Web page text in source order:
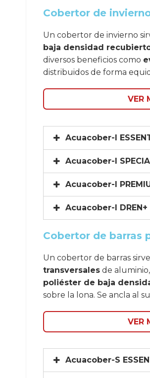
Cobertor de
Un cobertor de invierno
baja densidad
diversos beneficios como
distribuidos de forma
VER
Acuacober-I
Acuacober-I
Acuacober-I
Acuacober-I DREN+
Cobertor de barras
Un cobertor de barras
transversales de
poliéster de baja
sobre la lona. Se ancla al
VER
Acuacober-S